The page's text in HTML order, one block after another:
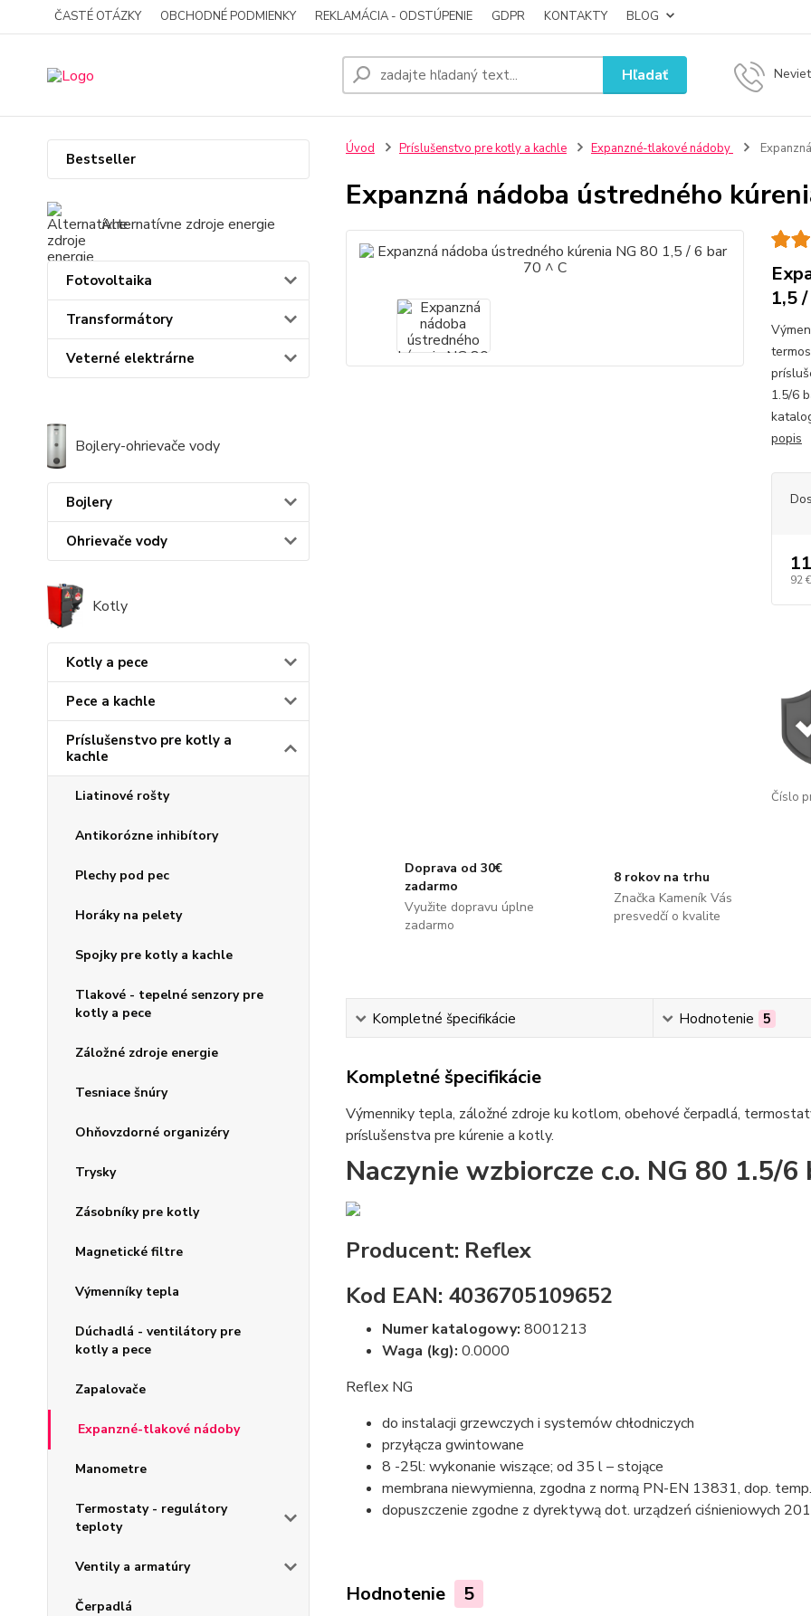
ČASTÉ OTÁZKY OBCHODNÉ PODMIENKY REKLAMÁCIA - ODSTÚPENIE GDPR KONTAKTY BLOG
Hľadať
Bestseller
Alternatívne zdroje energie
Fotovoltaika
Transformátory
Veterné elektrárne
Bojlery-ohrievače vody
Bojlery
Ohrievače vody
Kotly
Kotly a pece
Pece a kachle
Príslušenstvo pre kotly a
kachle
Liatinové rošty
Antikorózne inhibítory
Plechy pod pec
Horáky na pelety
Spojky pre kotly a kachle
Tlakové - tepelné senzory pre
kotly a pece
Záložné zdroje energie
Tesniace šnúry
Ohňovzdorné organizéry
Trysky
Zásobníky pre kotly
Magnetické filtre
Výmenníky tepla
Dúchadlá - ventilátory pre
kotly a pece
Zapalovače
Expanzné-tlakové nádoby
Manometre
Termostaty - regulátory
teploty
Ventily a armatúry
Čerpadlá
Úvod Príslušenstvo pre kotly a kachle Expanzné-tlakové nádoby
Expanzná nádoba ústredného
1,5
1.5/6
popis
92 €
Číslo
Doprava od 30€
zadarmo
Využite dopravu úplne
zadarmo
8 rokov na trhu
Značka Kameník Vás
presvedčí o kvalite
Kompletné špecifikácie Hodnotenie 5
Kompletné špecifikácie
Výmenniky tepla, záložné zdroje ku kotlom, obehové čerpadlá,
príslušenstva pre kúrenie a kotly.
Naczynie wzbiorcze c.o. NG 80 1.5/6
Producent: Reflex
Kod EAN: 4036705109652
Numer katalogowy: 8001213
Waga (kg): 0.0000
Reflex NG
do instalacji grzewczych i systemów chłodniczych
przyłącza gwintowane
8 -25l: wykonanie wiszące; od 35 l – stojące
membrana niewymienna, zgodna z normą PN-EN 13831, dop.
dopuszczenie zgodne z dyrektywą dot. urządzeń ciśnieniowych
Hodnotenie 5